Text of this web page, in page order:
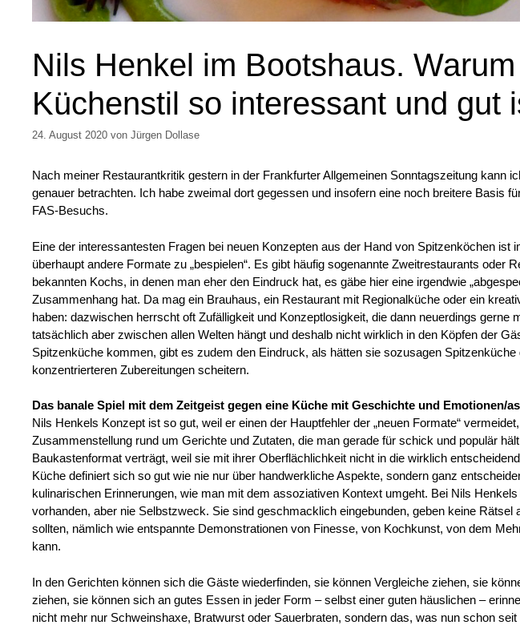
Nils Henkel im Bootshaus.
Küchenstil so interessant und gut
24. August 2020 von Jürgen Dollase
Nach meiner Restaurantkritik gestern in der Frankfurter Allgemeinen Sonntagszeitung kann
genauer betrachten. Ich habe zweimal dort gegessen und insofern eine noch breitere Basis
FAS-Besuchs.
Eine der interessantesten Fragen bei neuen Konzepten aus der Hand von Spitzenköchen ist
überhaupt andere Formate zu „bespielen“. Es gibt häufig sogenannte Zweitrestaurants oder
bekannten Kochs, in denen man eher den Eindruck hat, es gäbe hier eine irgendwie
Zusammenhang hat. Da mag ein Brauhaus, ein Restaurant mit Regionalküche oder ein
haben: dazwischen herrscht oft Zufälligkeit und Konzeptlosigkeit, die dann neuerdings gerne
tatsächlich aber zwischen allen Welten hängt und deshalb nicht wirklich in den Köpfen der
Spitzenküche kommen, gibt es zudem den Eindruck, als hätten sie sozusagen
konzentrierteren Zubereitungen scheitern.
Das banale Spiel mit dem Zeitgeist gegen eine Küche mit Geschichte und Emotionen/
Nils Henkels Konzept ist so gut, weil er einen der Hauptfehler der „neuen Formate“
Zusammenstellung rund um Gerichte und Zutaten, die man gerade für schick und populär
Baukastenformat verträgt, weil sie mit ihrer Oberflächlichkeit nicht in die wirklich
Küche definiert sich so gut wie nie nur über handwerkliche Aspekte, sondern ganz
kulinarischen Erinnerungen, wie man mit dem assoziativen Kontext umgeht. Bei Nils
vorhanden, aber nie Selbstzweck. Sie sind geschmacklich eingebunden, geben keine
sollten, nämlich wie entspannte Demonstrationen von Finesse, von Kochkunst, von dem
kann.
In den Gerichten können sich die Gäste wiederfinden, sie können Vergleiche ziehen, sie
ziehen, sie können sich an gutes Essen in jeder Form – selbst einer guten häuslichen –
nicht mehr nur Schweinshaxe, Bratwurst oder Sauerbraten, sondern das, was nun schon